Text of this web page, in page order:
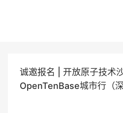
诚邀报名 | 开放原子技术
OpenTenBase城市行（